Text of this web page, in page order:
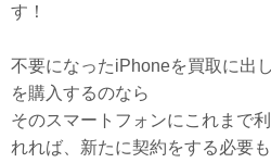
す！
不要になったiPhoneを買取に出
を購入するのなら
そのスマートフォンにこれまで
れれば、新たに契約をする必要